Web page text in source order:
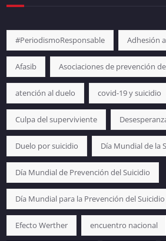
#PeriodismoResponsable Adhesión
Afasib Asociaciones de prevención
atención al duelo covid-19 y suicidio
Culpa del superviviente
Duelo por suicidio Día Mundial de la
Día Mundial de Prevención del Suicidio
Día Mundial para la Prevención del Suicidio
Efecto Werther encuentro nacional